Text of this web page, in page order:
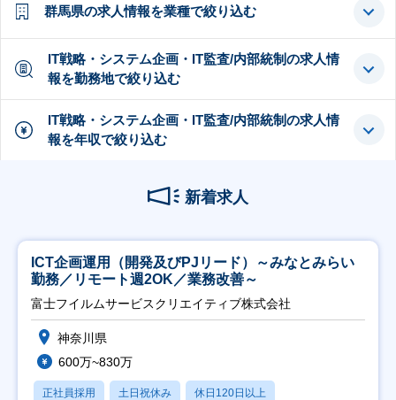
群馬県の求人情報を業種で絞り込む
IT戦略・システム企画・IT監査/内部統制の求人情
報を勤務地で絞り込む
IT戦略・システム企画・IT監査/内部統制の求人情
報を年収で絞り込む
新着求人
ICT企画運用（開発及びPJリード）～みなとみらい
勤務／リモート週2OK／業務改善～
富士フイルムサービスクリエイティブ株式会社
神奈川県
600万~830万
正社員採用 土日祝休み 休日120日以上